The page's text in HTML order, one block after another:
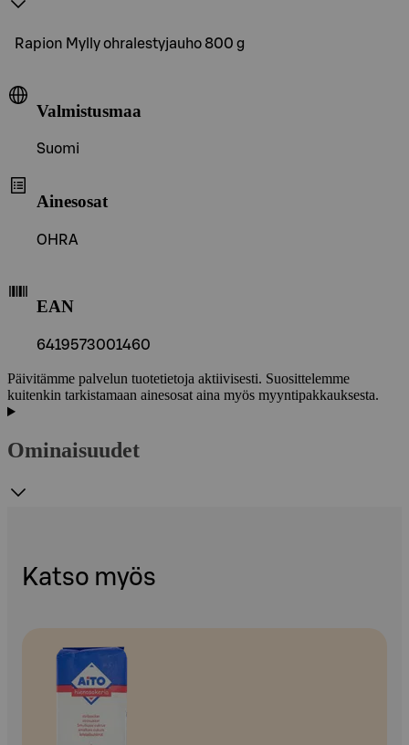
Rapion Mylly ohralestyjauho 800 g
Valmistusmaa
Suomi
Ainesosat
OHRA
EAN
6419573001460
Päivitämme palvelun tuotetietoja aktiivisesti. Suosittelemme
kuitenkin tarkistamaan ainesosat aina myös myyntipakkauksesta.
Ominaisuudet
Katso myös